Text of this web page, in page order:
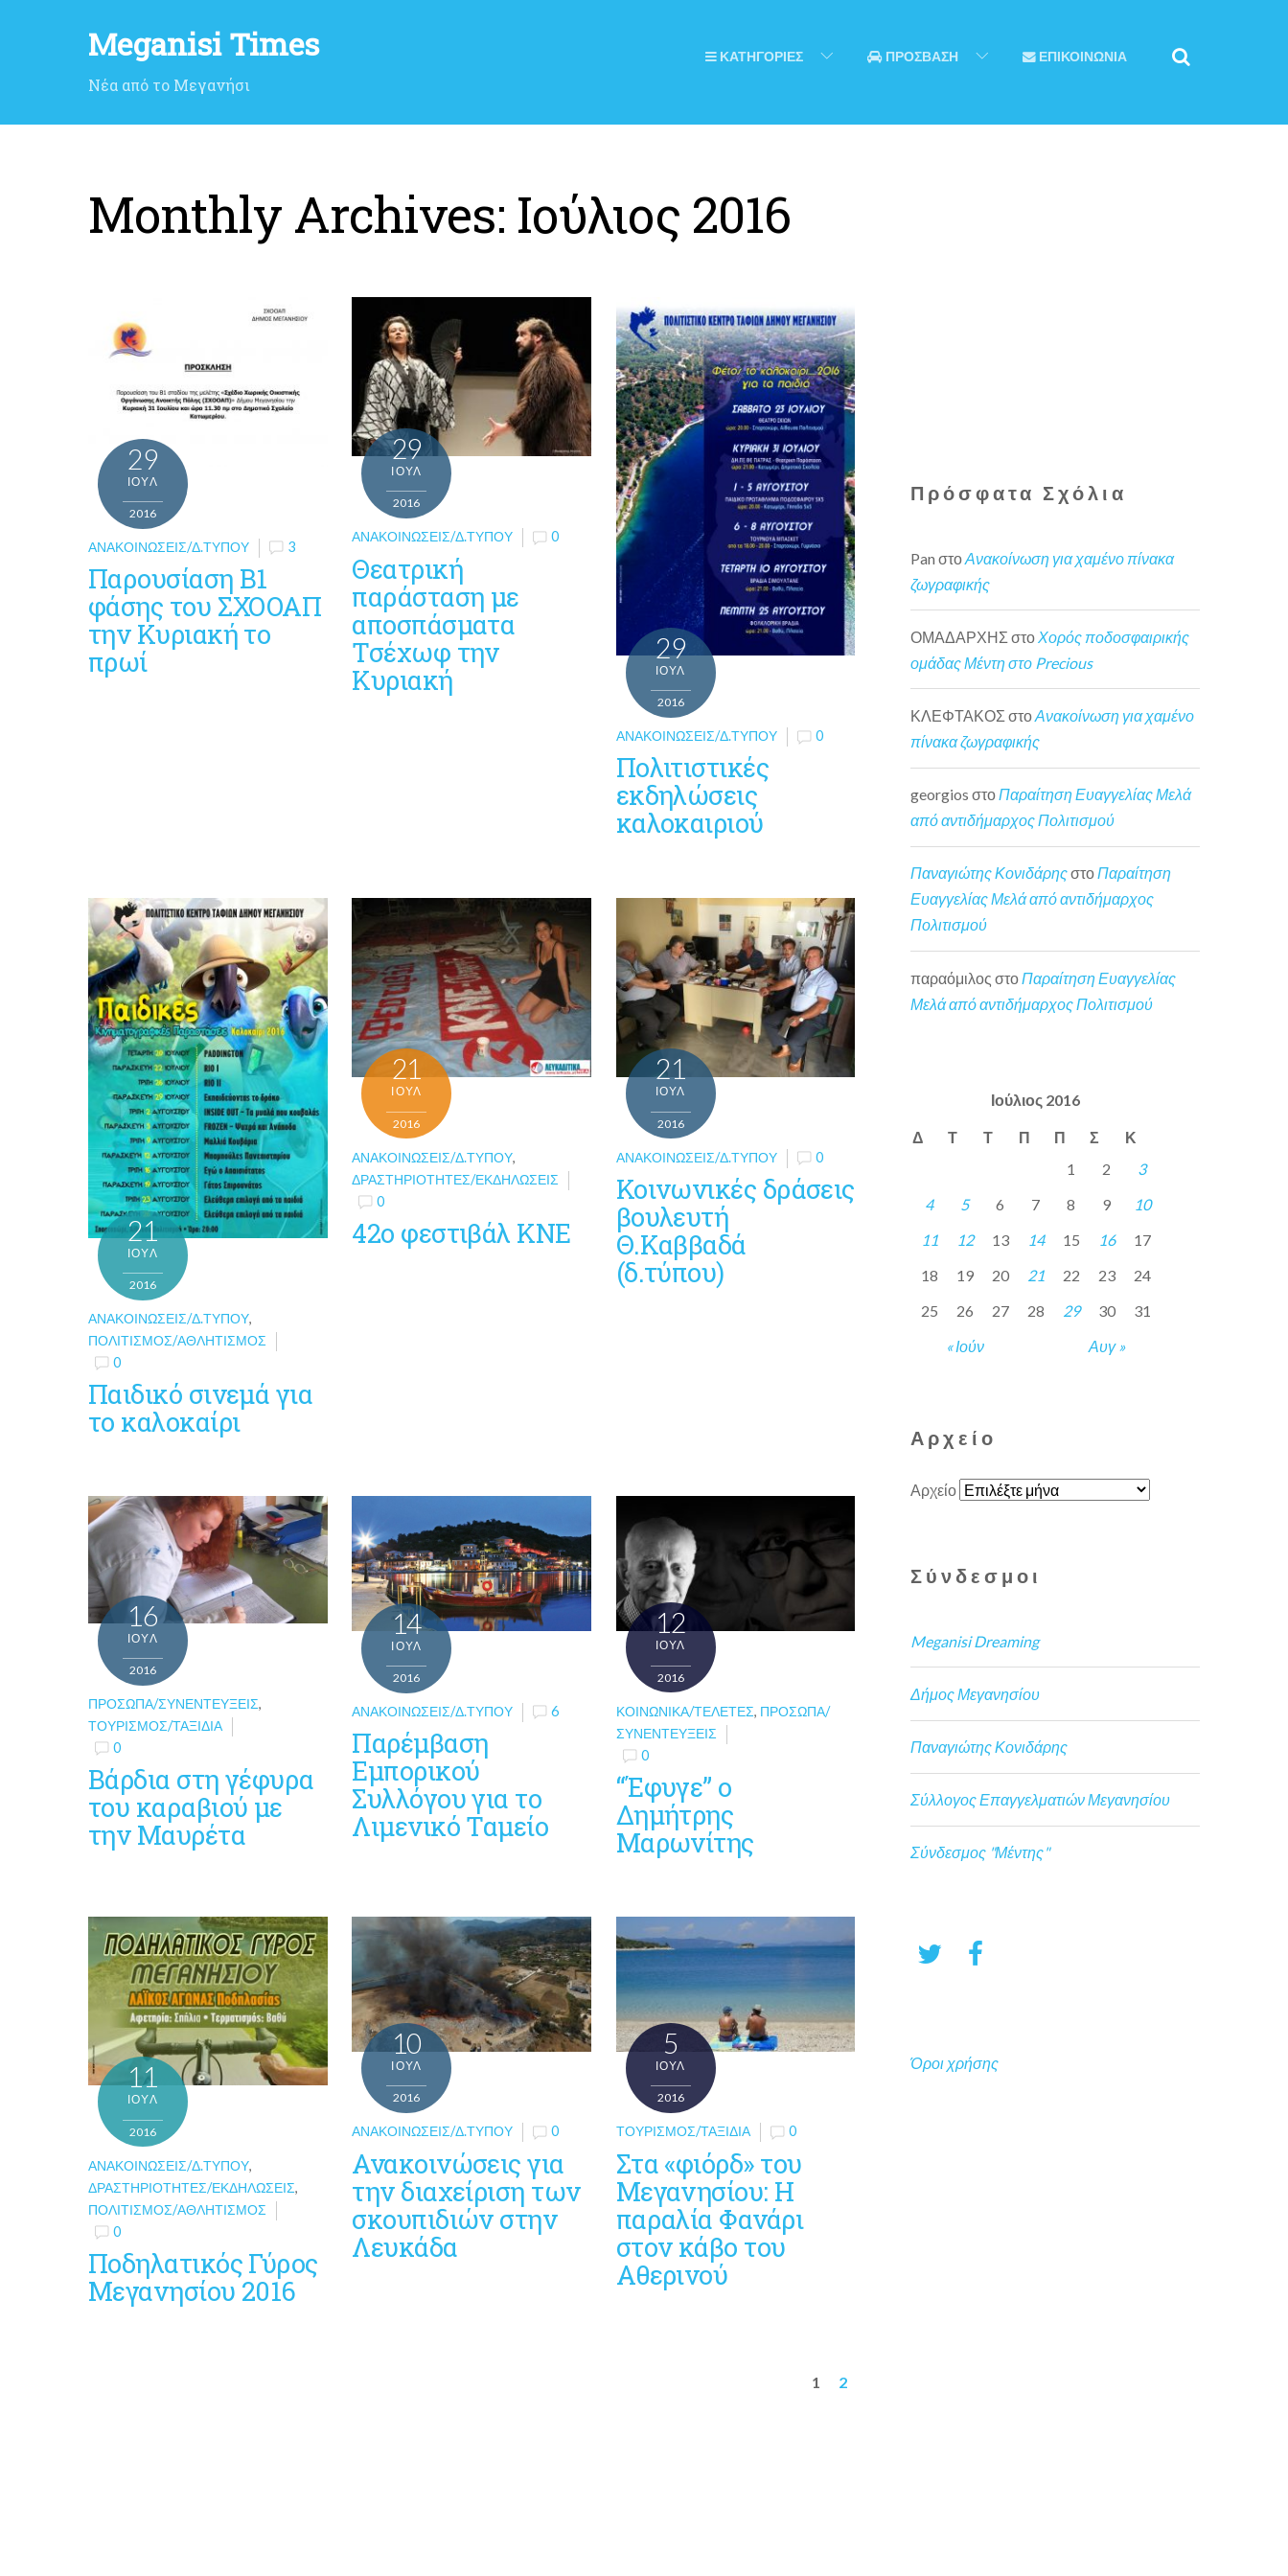
Meganisi Times
Νέα από το Μεγανήσι
ΚΑΤΗΓΟΡΙΕΣ ΠΡΟΣΒΑΣΗ ΕΠΙΚΟΙΝΩΝΙΑ
Monthly Archives: Ιούλιος 2016
29
ΙΟΎΛ
2016
ΑΝΑΚΟΙΝΏΣΕΙΣ/Δ.ΤΎΠΟΥ 3
Παρουσίαση Β1
φάσης του ΣΧΟΟΑΠ
την Κυριακή το
πρωί
29
ΙΟΎΛ
2016
ΑΝΑΚΟΙΝΏΣΕΙΣ/Δ.ΤΎΠΟΥ 0
Θεατρική
παράσταση με
αποσπάσματα
Τσέχωφ την
Κυριακή
29
ΙΟΎΛ
2016
ΑΝΑΚΟΙΝΏΣΕΙΣ/Δ.ΤΎΠΟΥ 0
Πολιτιστικές
εκδηλώσεις
καλοκαιριού
21
ΙΟΎΛ
2016
ΑΝΑΚΟΙΝΏΣΕΙΣ/Δ.ΤΎΠΟΥ,
ΠΟΛΙΤΙΣΜΌΣ/ΑΘΛΗΤΙΣΜΌΣ
0
Παιδικό σινεμά για
το καλοκαίρι
21
ΙΟΎΛ
2016
ΑΝΑΚΟΙΝΏΣΕΙΣ/Δ.ΤΎΠΟΥ,
ΔΡΑΣΤΗΡΙΌΤΗΤΕΣ/ΕΚΔΗΛΏΣΕΙΣ
0
42ο φεστιβάλ ΚΝΕ
21
ΙΟΎΛ
2016
ΑΝΑΚΟΙΝΏΣΕΙΣ/Δ.ΤΎΠΟΥ 0
Κοινωνικές δράσεις
βουλευτή
Θ.Καββαδά
(δ.τύπου)
16
ΙΟΎΛ
2016
ΠΡΌΣΩΠΑ/ΣΥΝΕΝΤΕΎΞΕΙΣ,
ΤΟΥΡΙΣΜΌΣ/ΤΑΞΊΔΙΑ
0
Βάρδια στη γέφυρα
του καραβιού με
την Μαυρέτα
14
ΙΟΎΛ
2016
ΑΝΑΚΟΙΝΏΣΕΙΣ/Δ.ΤΎΠΟΥ 6
Παρέμβαση
Εμπορικού
Συλλόγου για το
Λιμενικό Ταμείο
12
ΙΟΎΛ
2016
ΚΟΙΝΩΝΙΚΆ/ΤΕΛΕΤΈΣ, ΠΡΌΣΩΠΑ/
ΣΥΝΕΝΤΕΎΞΕΙΣ
0
“Έφυγε” ο
Δημήτρης
Μαρωνίτης
11
ΙΟΎΛ
2016
ΑΝΑΚΟΙΝΏΣΕΙΣ/Δ.ΤΎΠΟΥ,
ΔΡΑΣΤΗΡΙΌΤΗΤΕΣ/ΕΚΔΗΛΏΣΕΙΣ,
ΠΟΛΙΤΙΣΜΌΣ/ΑΘΛΗΤΙΣΜΌΣ
0
Ποδηλατικός Γύρος
Μεγανησίου 2016
10
ΙΟΎΛ
2016
ΑΝΑΚΟΙΝΏΣΕΙΣ/Δ.ΤΎΠΟΥ 0
Ανακοινώσεις για
την διαχείριση των
σκουπιδιών στην
Λευκάδα
5
ΙΟΎΛ
2016
ΤΟΥΡΙΣΜΌΣ/ΤΑΞΊΔΙΑ 0
Στα «φιόρδ» του
Μεγανησίου: Η
παραλία Φανάρι
στον κάβο του
Αθερινού
1 2
Πρόσφατα Σχόλια
Pan στοΑνακοίνωση για χαμένο πίνακα
ζωγραφικής
ΟΜΑΔΑΡΧΗΣ στο Χορός ποδοσφαιρικής
ομάδας Μέντη στο Precious
ΚΛΕΦΤΑΚΟΣ στοΑνακοίνωση για χαμένο
πίνακα ζωγραφικής
georgios στοΠαραίτηση Ευαγγελίας Μελά
από αντιδήμαρχος Πολιτισμού
Παναγιώτης ΚονιδάρηςστοΠαραίτηση
Ευαγγελίας Μελά από αντιδήμαρχος
Πολιτισμού
παραόμιλος στο Παραίτηση Ευαγγελίας
Μελά από αντιδήμαρχος Πολιτισμού
Ιούλιος 2016
Δ Τ Τ Π Π Σ Κ
« Ιούν Αυγ »
1 2
3
4
5 6 7 8 9
10
11
12 13 14 15 16
17
18
19 20 21 22 23
24
25
26 27 28 29 30 31
Αρχείο
Αρχείο
Σύνδεσμοι
Meganisi Dreaming
Δήμος Μεγανησίου
Παναγιώτης Κονιδάρης
Σύλλογος Επαγγελματιών Μεγανησίου
Σύνδεσμος "Μέντης"
Όροι χρήσης